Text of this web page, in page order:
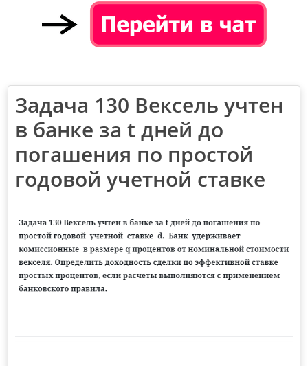
Задача 130 Вексель учтен
в банке за t дней до
погашения по простой
годовой учетной ставке